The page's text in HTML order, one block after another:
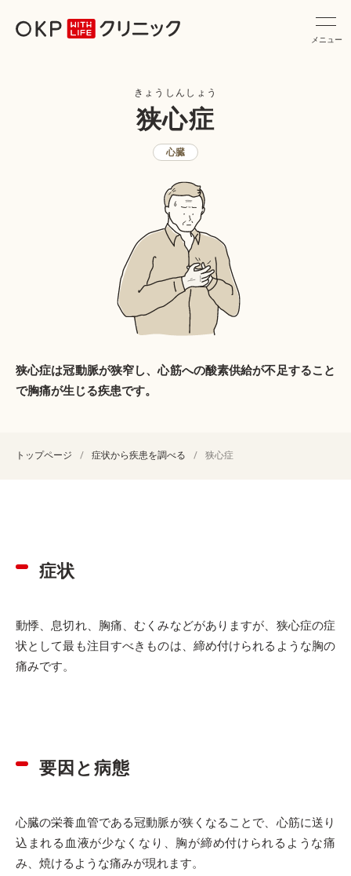
メニュー
きょうしんしょう
狭心症
心臓
狭心症は冠動脈が狭窄し、心筋への酸素供給が不足すること
で胸痛が生じる疾患です。
トップページ 症状から疾患を調べる 狭心症
症状
動悸、息切れ、胸痛、むくみなどがありますが、狭心症の症
状として最も注目すべきものは、締め付けられるような胸の
痛みです。
要因と病態
心臓の栄養血管である冠動脈が狭くなることで、心筋に送り
込まれる血液が少なくなり、胸が締め付けられるような痛
み、焼けるような痛みが現れます。